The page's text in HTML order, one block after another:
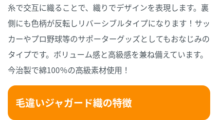
糸で交互に織ることで、織りでデザインを表現します。裏
側にも色柄が反転しリバーシブルタイプになります！サッ
カーやプロ野球等のサポーターグッズとしてもおなじみの
タイプです。ボリューム感と高級感を兼ね備えています。
今治製で綿100％の高級素材使用！
毛違いジャガード織の特徴